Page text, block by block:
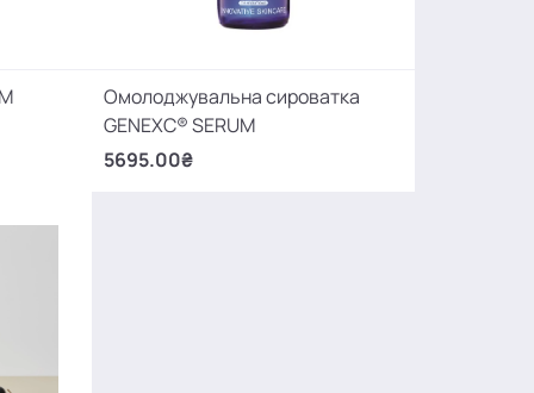
Омолоджувальна сироватка
GENEXC® SERUM
5695.00₴